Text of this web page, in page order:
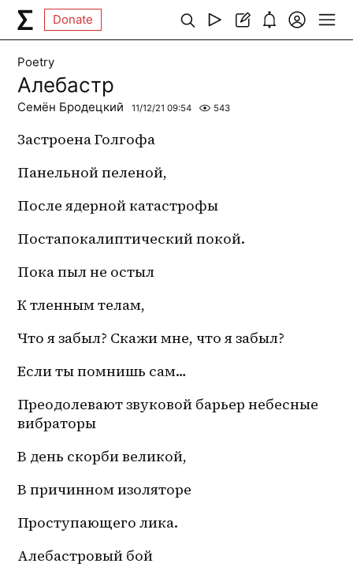
Donate
Poetry
Алебастр
Семён Бродецкий 11/12/21 09:54 543
Застроена Голгофа
Панельной пеленой,
После ядерной катастрофы
Постапокалиптический покой.
Пока пыл не остыл
К тленным телам,
Что я забыл? Скажи мне, что я забыл?
Если ты помнишь сам…
Преодолевают звуковой барьер небесные
вибраторы
В день скорби великой,
В причинном изоляторе
Проступающего лика.
Алебастровый бой